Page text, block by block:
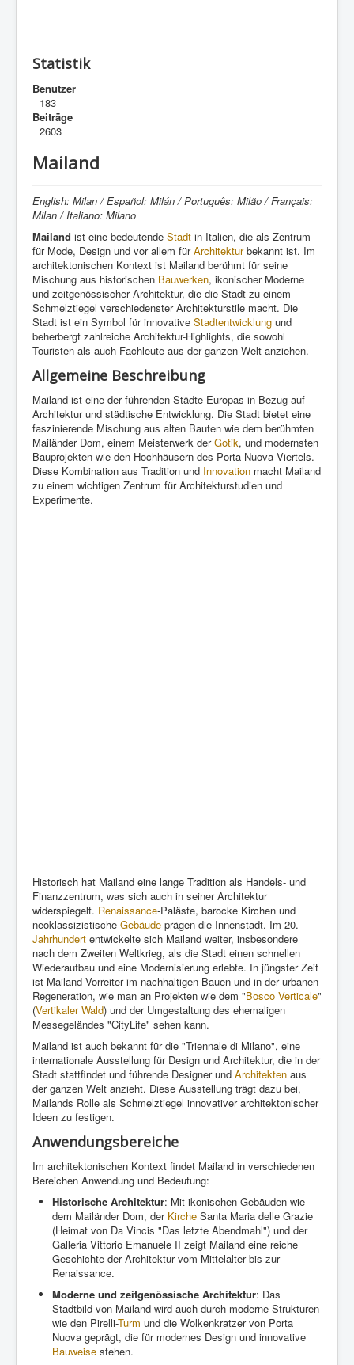
Statistik
Benutzer
183
Beiträge
2603
Mailand
English: Milan / Español: Milán / Português: Milão / Français:
Milan / Italiano: Milano
Mailand ist eine bedeutende Stadt in Italien, die als Zentrum
für Mode, Design und vor allem fürArchitekturbekannt ist. Im
architektonischen Kontext ist Mailand berühmt für seine
Mischung aus historischen Bauwerken, ikonischer Moderne
und zeitgenössischer Architektur, die die Stadt zu einem
Schmelztiegel verschiedenster Architekturstile macht. Die
Stadt ist ein Symbol für innovative Stadtentwicklung und
beherbergt zahlreiche Architektur-Highlights, die sowohl
Touristen als auch Fachleute aus der ganzen Welt anziehen.
Allgemeine Beschreibung
Mailand ist eine der führenden Städte Europas in Bezug auf
Architektur und städtische Entwicklung. Die Stadt bietet eine
faszinierende Mischung aus alten Bauten wie dem berühmten
Mailänder Dom, einem Meisterwerk derGotik, und modernsten
Bauprojekten wie den Hochhäusern des Porta Nuova Viertels.
Diese Kombination aus Tradition und Innovation macht Mailand
zu einem wichtigen Zentrum für Architekturstudien und
Experimente.
Historisch hat Mailand eine lange Tradition als Handels- und
Finanzzentrum, was sich auch in seiner Architektur
widerspiegelt. Renaissance-Paläste, barocke Kirchen und
neoklassizistische Gebäude prägen die Innenstadt. Im 20.
Jahrhundert entwickelte sich Mailand weiter, insbesondere
nach dem Zweiten Weltkrieg, als die Stadt einen schnellen
Wiederaufbau und eine Modernisierung erlebte. In jüngster Zeit
ist Mailand Vorreiter im nachhaltigen Bauen und in der urbanen
Regeneration, wie man an Projekten wie dem "Bosco Verticale"
(Vertikaler Wald) und der Umgestaltung des ehemaligen
Messegeländes "CityLife" sehen kann.
Mailand ist auch bekannt für die "Triennale di Milano", eine
internationale Ausstellung für Design und Architektur, die in der
Stadt stattfindet und führende Designer und Architekten aus
der ganzen Welt anzieht. Diese Ausstellung trägt dazu bei,
Mailands Rolle als Schmelztiegel innovativer architektonischer
Ideen zu festigen.
Anwendungsbereiche
Im architektonischen Kontext findet Mailand in verschiedenen
Bereichen Anwendung und Bedeutung:
Historische Architektur: Mit ikonischen Gebäuden wie
dem Mailänder Dom, der Kirche Santa Maria delle Grazie
(Heimat von Da Vincis "Das letzte Abendmahl") und der
Galleria Vittorio Emanuele II zeigt Mailand eine reiche
Geschichte der Architektur vom Mittelalter bis zur
Renaissance.
Moderne und zeitgenössische Architektur: Das
Stadtbild von Mailand wird auch durch moderne Strukturen
wie den Pirelli-Turm und die Wolkenkratzer von Porta
Nuova geprägt, die für modernes Design und innovative
Bauweise stehen.